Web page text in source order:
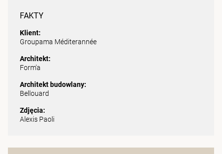
FAKTY
Klient:
Groupama Méditerannée
Architekt:
Form'a
Architekt budowlany:
Bellouard
Zdjęcia:
Alexis Paoli